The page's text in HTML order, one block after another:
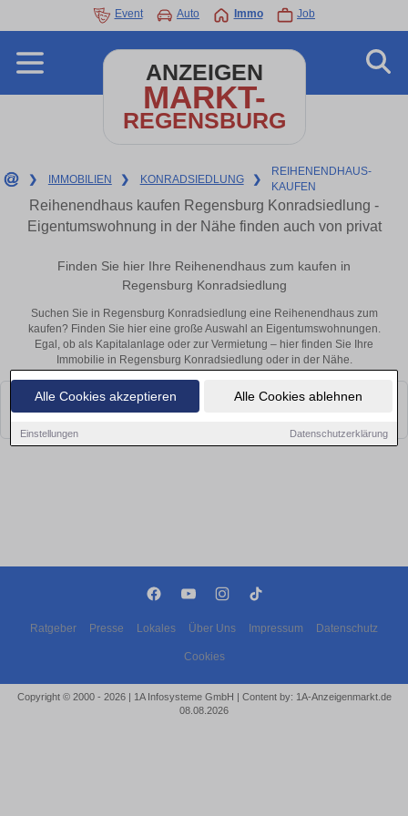
Alle Cookies akzeptieren Alle Cookies ablehnen
Einstellungen Datenschutzerklärung
Event Auto Immo Job
ANZEIGEN
MARKT-
REGENSBURG
❯ IMMOBILIEN ❯ KONRADSIEDLUNG ❯
REIHENENDHAUS-
KAUFEN
Reihenendhaus kaufen Regensburg Konradsiedlung -
Eigentumswohnung in der Nähe finden auch von privat
Finden Sie hier Ihre Reihenendhaus zum kaufen in
Regensburg Konradsiedlung
Suchen Sie in Regensburg Konradsiedlung eine Reihenendhaus zum
kaufen? Finden Sie hier eine große Auswahl an Eigentumswohnungen.
Egal, ob als Kapitalanlage oder zur Vermietung – hier finden Sie Ihre
Immobilie in Regensburg Konradsiedlung oder in der Nähe.
Leider konnten wir derzeit keine passenden Objekte finden. Schauen Sie
Ratgeber Presse Lokales Über Uns Impressum Datenschutz
Cookies
Copyright © 2000 - 2026 | 1A Infosysteme GmbH | Content by: 1A-Anzeigenmarkt.de
08.08.2026